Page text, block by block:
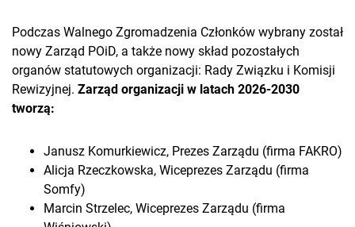
Podczas Walnego Zgromadzenia Członków wybrany został
nowy Zarząd POiD, a także nowy skład pozostałych
organów statutowych organizacji: Rady Związku i Komisji
Rewizyjnej. Zarząd organizacji w latach 2026-2030
tworzą:
Janusz Komurkiewicz, Prezes Zarządu (firma FAKRO)
Alicja Rzeczkowska, Wiceprezes Zarządu (firma
Somfy)
Marcin Strzelec, Wiceprezes Zarządu (firma